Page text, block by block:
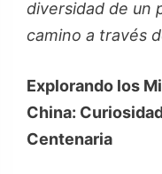
diversidad de un
camino a través
Explorando los
China:
Centenaria